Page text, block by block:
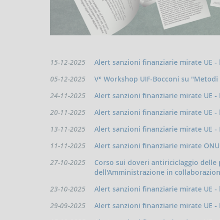
Alert sanzioni finanziarie mirate UE -
Data
15-12-2025
V° Workshop UIF-Bocconi su
Data
05-12-2025
Alert sanzioni finanziarie mirate UE -
Data
24-11-2025
Alert sanzioni finanziarie mirate UE -
Data
20-11-2025
Alert sanzioni finanziarie mirate UE -
Data
13-11-2025
Alert sanzioni finanziarie mirate
Data
11-11-2025
Corso sui doveri antiriciclaggio delle
dell'Amministrazione in
Data
pubblicazione:
27-10-2025
Alert sanzioni finanziarie mirate UE -
Data
23-10-2025
Alert sanzioni finanziarie mirate UE -
Data
29-09-2025